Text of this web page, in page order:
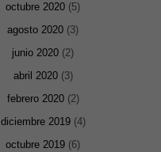
octubre 2020 (5)
agosto 2020 (3)
junio 2020 (2)
abril 2020(3)
febrero 2020(2)
diciembre 2019(4)
octubre 2019 (6)